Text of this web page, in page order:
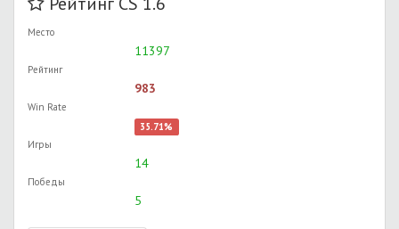
Место
11397
Рейтинг
983
Win Rate
35.71%
Игры
14
Победы
5